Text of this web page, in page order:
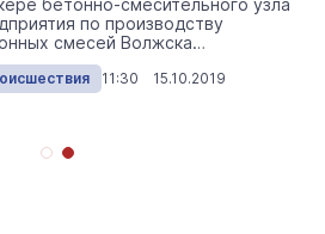
бетонно-смесительного узла
по производству
смесей Волжска
тело 56-летней ...
11:30 15.10.2019